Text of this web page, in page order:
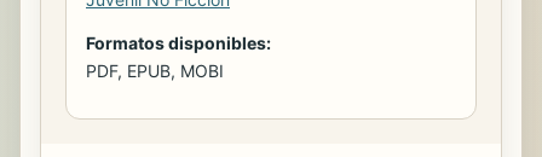
Formatos disponibles:
PDF, EPUB, MOBI